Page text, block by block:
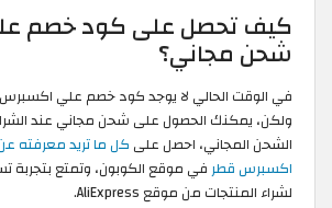
كيف تحصل على كود خصم
شحن مجاني؟
في الوقت الحالي لا يوجد كود خصم علي
ولكن، يمكنك الحصول على شحن مجاني عند
الشحن المجاني، احصل على كل ما تريد معرفته
اكسبرس قطرفي موقع الكوبون، وتمتع بتجربة
لشراء المنتجات من موقع AliExpress.